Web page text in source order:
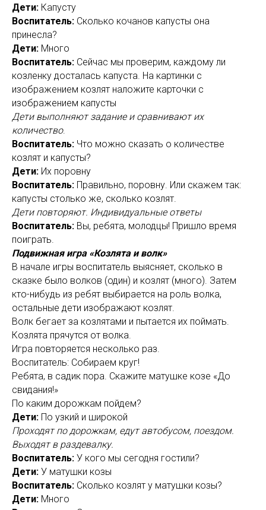
Дети: Капусту
Воспитатель: Сколько кочанов капусты она
принесла?
Дети: Много
Воспитатель: Сейчас мы проверим, каждому ли
козленку досталась капуста. На картинки с
изображением козлят наложите карточки с
изображением капусты
Дети выполняют задание и сравнивают их
количество.
Воспитатель: Что можно сказать о количестве
козлят и капусты?
Дети: Их поровну
Воспитатель: Правильно, поровну. Или скажем так:
капусты столько же, сколько козлят.
Дети повторяют. Индивидуальные ответы
Воспитатель: Вы, ребята, молодцы! Пришло время
поиграть.
Подвижная игра «Козлята и волк»
В начале игры воспитатель выясняет, сколько в
сказке было волков (один) и козлят (много). Затем
кто-нибудь из ребят выбирается на роль волка,
остальные дети изображают козлят.
Волк бегает за козлятами и пытается их поймать.
Козлята прячутся от волка.
Игра повторяется несколько раз.
Воспитатель: Собираем круг!
Ребята, в садик пора. Скажите матушке козе «До
свидания!»
По каким дорожкам пойдем?
Дети: По узкий и широкой
Проходят по дорожкам, едут автобусом, поездом.
Выходят в раздевалку.
Воспитатель: У кого мы сегодня гостили?
Дети: У матушки козы
Воспитатель: Сколько козлят у матушки козы?
Дети: Много